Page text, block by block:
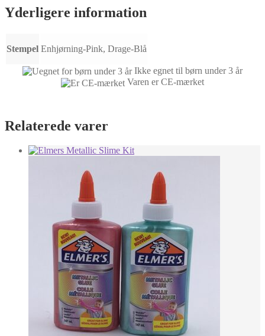
Yderligere information
Stempel Enhjørning-Pink, Drage-Blå
Ikke egnet til børn under 3 år
Varen er CE-mærket
Relaterede varer